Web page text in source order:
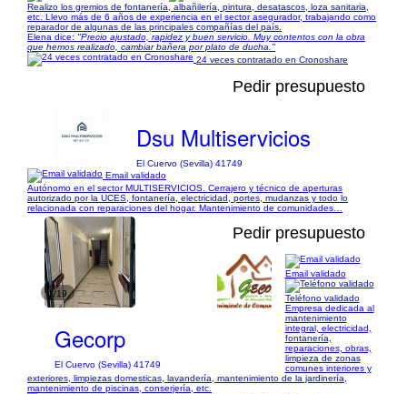
Realizo los gremios de fontanería, albañilería, pintura, desatascos, loza sanitaria,
etc. Llevo más de 6 años de experiencia en el sector asegurador, trabajando como
reparador de algunas de las principales compañías del país.
Elena dice: "Precio ajustado, rapidez y buen servicio. Muy contentos con la obra
que hemos realizado, cambiar bañera por plato de ducha."
24 veces contratado en Cronoshare
Pedir presupuesto
Dsu Multiservicios
El Cuervo (Sevilla) 41749
Email validado
Autónomo en el sector MULTISERVICIOS. Cerrajero y técnico de aperturas
autorizado por la UCES, fontanería, electricidad, portes, mudanzas y todo lo
relacionada con reparaciones del hogar. Mantenimiento de comunidades…
1/19
Pedir presupuesto
Gecorp
El Cuervo (Sevilla) 41749
Email validado
Teléfono validado
Empresa dedicada al
mantenimiento
integral, electricidad,
fontanería,
reparaciones, obras,
limpieza de zonas
comunes interiores y
exteriores, limpiezas domesticas, lavandería, mantenimiento de la jardinería,
mantenimiento de piscinas, conserjería, etc.